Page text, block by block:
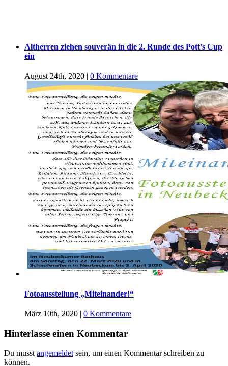
Altherren ziehen souverän in die 2. Runde des Pott’s Cup
ein
August 24th, 2020 | 0 Kommentare
Fotoausstellung „Miteinander!“
März 10th, 2020 | 0 Kommentare
Hinterlasse einen Kommentar
Du musstangemeldetsein, um einen Kommentar schreiben zu
können.